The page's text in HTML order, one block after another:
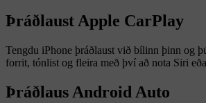
Þráðlaust Apple CarPlay
Tengdu iPhone þráðlaust við bílinn þinn og
forrit, tónlist og fleira með því að nota Siri
Þráðlaus Android Auto